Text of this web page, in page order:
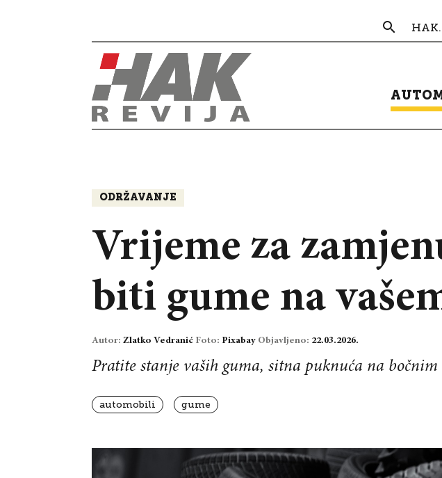
ODRŽAVANJE
Vrijeme za
biti gume na
Autor: Zlatko Vedranić Foto: Pixabay Objavljeno: 22.03.2026.
Pratite stanje vaših guma, sitna puknuća na
automobili gume